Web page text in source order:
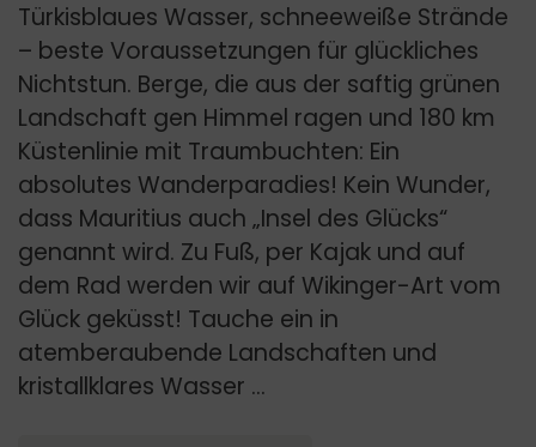
Türkisblaues Wasser, schneeweiße Strände
– beste Voraussetzungen für glückliches
Nichtstun. Berge, die aus der saftig grünen
Landschaft gen Himmel ragen und 180 km
Küstenlinie mit Traumbuchten: Ein
absolutes Wanderparadies! Kein Wunder,
dass Mauritius auch „Insel des Glücks“
genannt wird. Zu Fuß, per Kajak und auf
dem Rad werden wir auf Wikinger-Art vom
Glück geküsst! Tauche ein in
atemberaubende Landschaften und
kristallklares Wasser …